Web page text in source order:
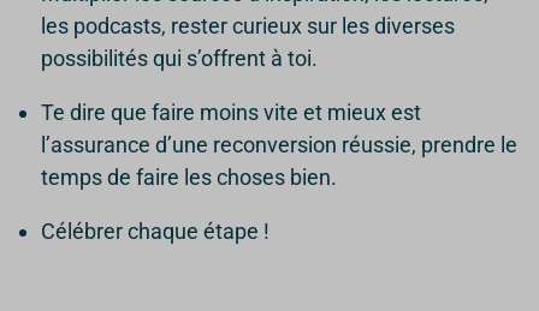
les podcasts, rester curieux sur les diverses
possibilités qui s’offrent à toi.
Te dire que faire moins vite et mieux est
l’assurance d’une reconversion réussie, prendre le
temps de faire les choses bien.
Célébrer chaque étape !